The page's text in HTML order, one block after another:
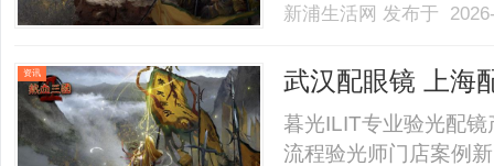
新浦生活网 发布于
资讯 武汉配眼镜 上海
暮光ILIT专业验光配
流程验光师门店案例